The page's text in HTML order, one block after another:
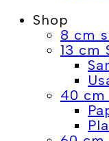
Shop
8 cm
13 cm
40